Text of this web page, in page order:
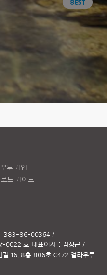
투 가입
로드 가이드
_ 383-86-00364 /
-0022 호 대표이사 : 김정근 /
길 16, 8층 806호 C472 얼라우투